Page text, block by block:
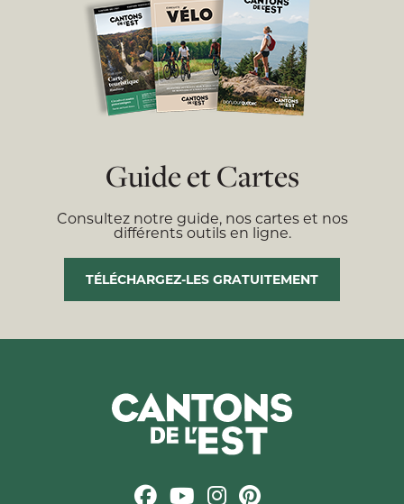
Guide et Cartes
Consultez notre guide, nos cartes et nos
différents outils en ligne.
TÉLÉCHARGEZ-LES GRATUITEMENT